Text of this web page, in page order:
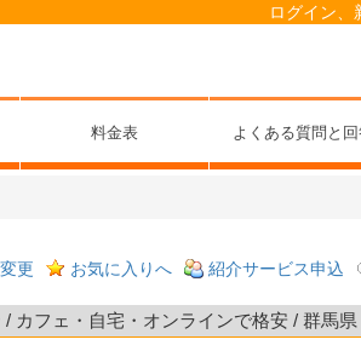
ログイン、
料金表 よくある質問と
更 お気に入りへ 紹介サービス申込
カフェ・自宅・オンラインで格安 / 群馬県